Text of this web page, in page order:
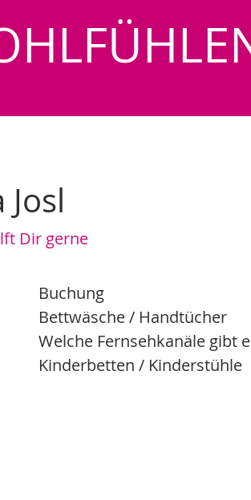
Josl
Dir gerne
Buchung
Bettwäsche / Handtücher
Welche Fernsehkanäle gibt
Kinderbetten / Kinderstühle